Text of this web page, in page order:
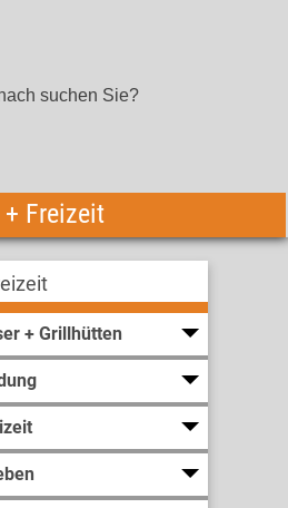
Freizeit
+ Grillhütten